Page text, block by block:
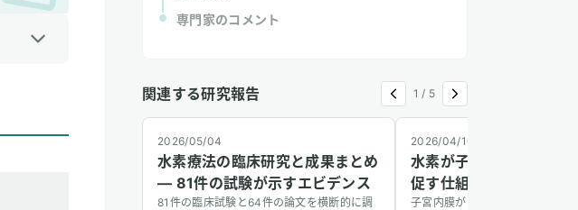
専門家のコメント
関連する研究報告 1 / 5
2026/05/04
水素療法の臨床研究と成果まとめ
— 81件の試験が示すエビデンス
81件の臨床試験と64件の論文を横断的に調
2026/04/10
水素が子宮内膜がん細胞
促す仕組みを解明
子宮内膜がんの細胞に水素を加